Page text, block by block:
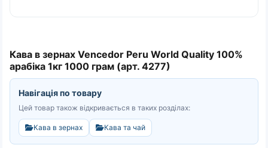
Кава в зернах Vencedor Peru World Quality 100%
арабіка 1кг 1000 грам (арт. 4277)
Навігація по товару
Цей товар також відкривається в таких розділах:
Кава в зернах Кава та чай